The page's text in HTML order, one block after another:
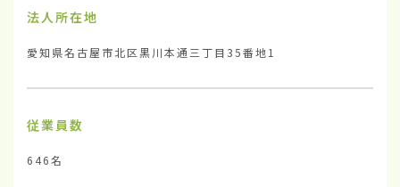
法人所在地
愛知県名古屋市北区黒川本通三丁目35番地1
従業員数
646名